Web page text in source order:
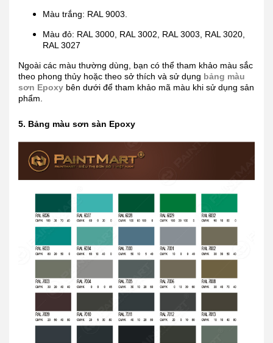
Màu trắng: RAL 9003.
Màu đỏ: RAL 3000, RAL 3002, RAL 3003, RAL 3020,
RAL 3027
Ngoài các màu thường dùng, bạn có thể tham khảo màu sắc
theo phong thủy hoặc theo sở thích và sử dụng bảng màu
sơn Epoxy bên dưới để tham khảo mã màu khi sử dụng sản
phẩm.
5. Bảng màu sơn sàn Epoxy